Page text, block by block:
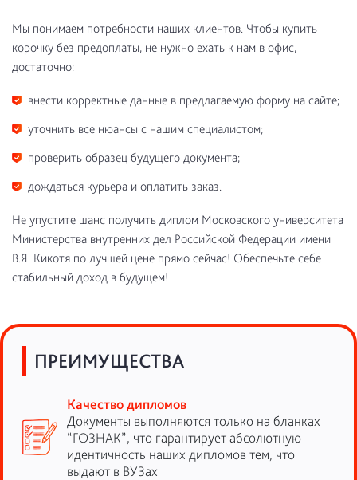
Мы понимаем потребности наших клиентов. Чтобы купить
корочку без предоплаты, не нужно ехать к нам в офис,
достаточно:
внести корректные данные в предлагаемую форму на сайте;
уточнить все нюансы с нашим специалистом;
проверить образец будущего документа;
дождаться курьера и оплатить заказ.
Не упустите шанс получить диплом Московского университета
Министерства внутренних дел Российской Федерации имени
В.Я. Кикотя по лучшей цене прямо сейчас! Обеспечьте себе
стабильный доход в будущем!
ПРЕИМУЩЕСТВА
Качество дипломов
Документы выполняются только на бланках
“ГОЗНАК”, что гарантирует абсолютную
идентичность наших дипломов тем, что
выдают в ВУЗах